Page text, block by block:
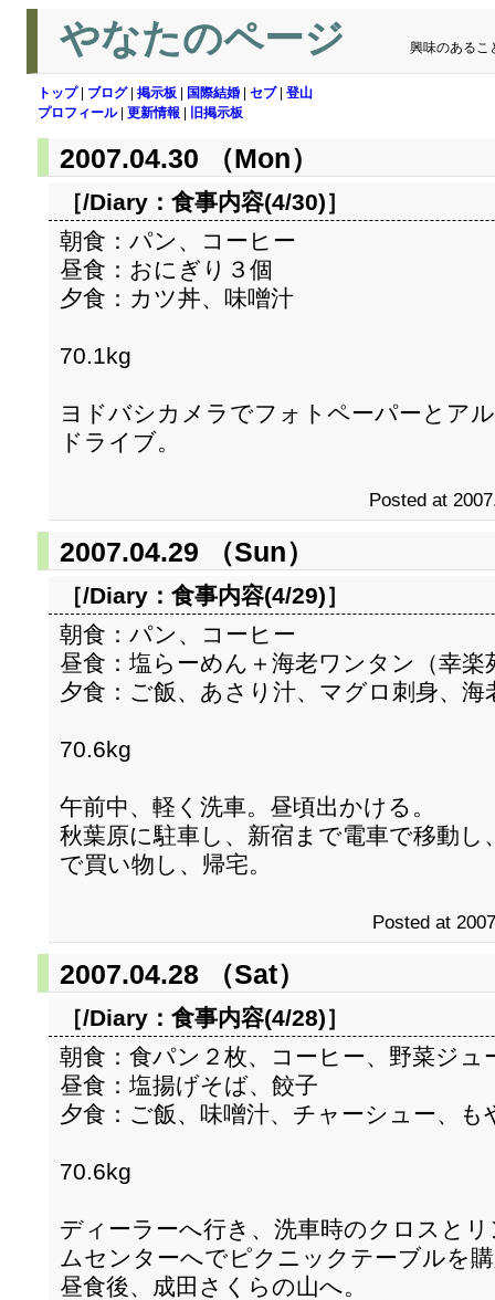
やなたのページ 興味のあるこ
トップ| ブログ| 掲示板 国際結婚 セブ| 登山
プロフィール| 更新情報 旧掲示板
2007.04.30 （Mon）
［/Diary： 食事内容(4/30)］
朝食：パン、コーヒー
昼食：おにぎり３個
夕食：カツ丼、味噌汁
70.1kg
ヨドバシカメラでフォトペーパーとア
ドライブ。
Posted at
2007.04.29 （Sun）
［/Diary： 食事内容(4/29)］
朝食：パン、コーヒー
昼食：塩らーめん＋海老ワンタン（幸楽
夕食：ご飯、あさり汁、マグロ刺身、
70.6kg
午前中、軽く洗車。昼頃出かける。
秋葉原に駐車し、新宿まで電車で移動
で買い物し、帰宅。
Posted at
2007.04.28 （Sat）
［/Diary： 食事内容(4/28)］
朝食：食パン２枚、コーヒー、野菜ジュ
昼食：塩揚げそば、餃子
夕食：ご飯、味噌汁、チャーシュー、も
70.6kg
ディーラーへ行き、洗車時のクロスと
ムセンターへでピクニックテーブルを
昼食後、成田さくらの山へ。